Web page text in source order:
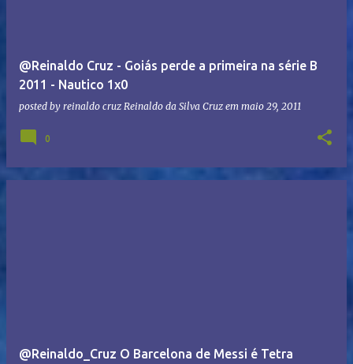
@Reinaldo Cruz - Goiás perde a primeira na série B
2011 - Nautico 1x0
posted by reinaldo cruz Reinaldo da Silva Cruz em maio 29, 2011
0
@Reinaldo_Cruz O Barcelona de Messi é Tetra